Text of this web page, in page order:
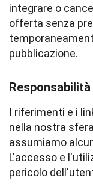
integrare o
offerta senza
pubblicazione.
I riferimenti e i
nella nostra
assumiamo
L'accesso e
pericolo